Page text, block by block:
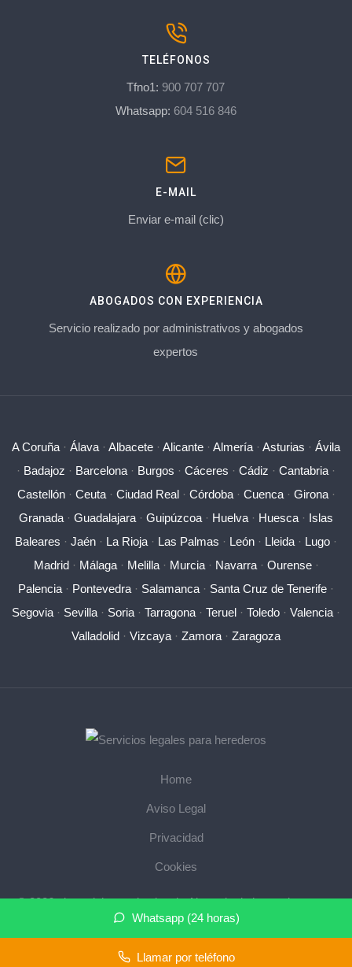
Whatsapp (24 horas)
Llamar por teléfono
TELÉFONOS
Tfno1: 900 707 707
Whatsapp: 604 516 846
E-MAIL
Enviar e-mail (clic)
ABOGADOS CON EXPERIENCIA
Servicio realizado por administrativos y abogados
expertos
A Coruña · Álava · Albacete · Alicante · Almería · Asturias · Ávila
· Badajoz · Barcelona · Burgos · Cáceres · Cádiz · Cantabria ·
Castellón· Ceuta· Ciudad Real· Córdoba· Cuenca· Girona·
Granada · Guadalajara · Guipúzcoa · Huelva · Huesca · Islas
Baleares · Jaén · La Rioja · Las Palmas · León · Lleida · Lugo ·
Madrid· Málaga· Melilla· Murcia· Navarra· Ourense·
Palencia · Pontevedra · Salamanca · Santa Cruz de Tenerife ·
Segovia · Sevilla · Soria · Tarragona · Teruel · Toledo · Valencia ·
Valladolid · Vizcaya · Zamora · Zaragoza
Home
Aviso Legal
Privacidad
Cookies
© 2026 abogadoherencias.legal · Abogado de herencias cerca
de mi ·Mapa del sitio